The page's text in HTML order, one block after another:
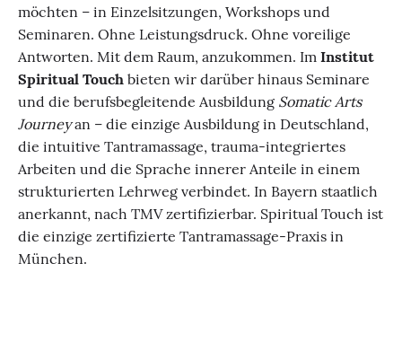
möchten – in Einzelsitzungen, Workshops und
Seminaren. Ohne Leistungsdruck. Ohne voreilige
Antworten. Mit dem Raum, anzukommen. Im Institut
Spiritual Touch bieten wir darüber hinaus Seminare
und die berufsbegleitende Ausbildung Somatic Arts
Journeyan – die einzige Ausbildung in Deutschland,
die intuitive Tantramassage, trauma-integriertes
Arbeiten und die Sprache innerer Anteile in einem
strukturierten Lehrweg verbindet. In Bayern staatlich
anerkannt, nach TMV zertifizierbar. Spiritual Touch ist
die einzige zertifizierte Tantramassage-Praxis in
München.